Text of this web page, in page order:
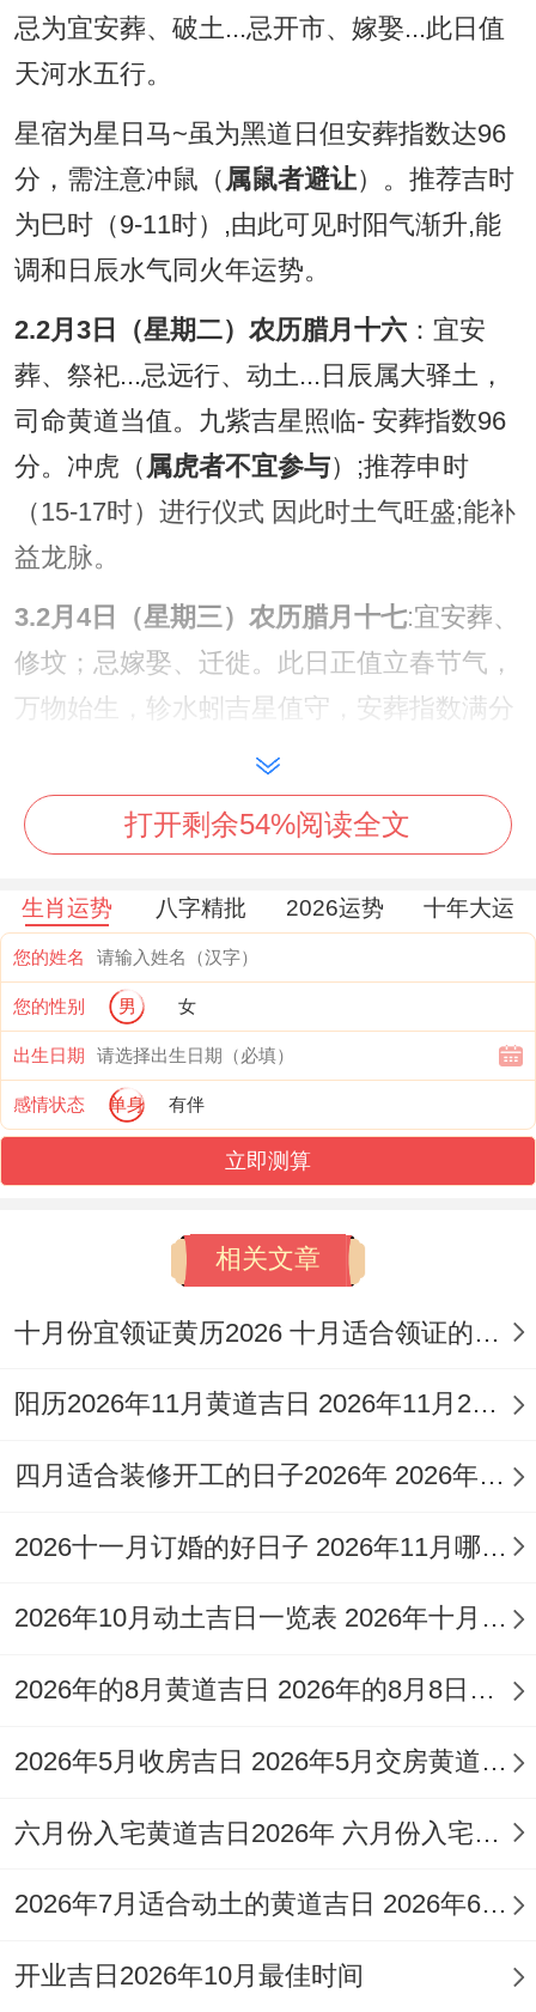
忌为宜安葬、破土...忌开市、嫁娶...此日值
天河水五行。
星宿为星日马~虽为黑道日但安葬指数达96
分，需注意冲鼠（ 属鼠者避让）。推荐吉时
为巳时（9-11时）,由此可见时阳气渐升,能
调和日辰水气同火年运势。
2.2月3日（星期二）农历腊月十六：宜安
葬、祭祀...忌远行、动土...日辰属大驿土，
司命黄道当值。九紫吉星照临- 安葬指数96
分。冲虎（ 属虎者不宜参与）;推荐申时
（15-17时）进行仪式 因此时土气旺盛;能补
益龙脉。
3.2月4日（星期三）农历腊月十七:宜安葬、
修坟；忌嫁娶、迁徙。此日正值立春节气，
万物始生，轸水蚓吉星值守，安葬指数满分
冲兔（ 属兔者需避开）、吉时选午时（11-
13时），借火年生旺之气助益子孙福泽。
4.2月5日（星期四）农历腊月十八
:宜安葬、
破土 忌开市、作灶。日辰钗钏金五行、角木
蛟吉星临位，安葬指数97分。
冲龙（ 属龙者避让 ）;推荐未时（13-15时）
操作，所以说时金土相生，可化解岁破方位
祭祀;忌嫁娶、掘井。明堂黄道值日~房日兔
吉星照拂，安葬指数98分.冲羊（
旺墓运 -契合丙午年火势。
其他吉日如2月10日、13日、14日等均各有
安葬专项原则与仪式规范
说来也怪，葬事宜需遵循“龙脉为主、日时
补命”的核心原则！吉时搭配以辰时（7-9
充足，能调和阴宅地气；仪式中需准备五色
避让正北岁破位、优先选择东南或西北生旺
方向；避讳事项包括:棺木不宜选用松木（火
防冲撞地脉。祭品需备三牲五谷 -墓碑朝向
打开剩余54%阅读全文
生肖运势 八字精批 2026运势 十年大运
您的姓名
您的性别 男 女
出生日期
感情状态 单身 有伴
立即测算
相关文章
十月份宜领证黄历2026 十月适合领证的好日子2026年
阳历2026年11月黄道吉日 2026年11月26日阳历黄道吉日
四月适合装修开工的日子2026年 2026年四月份适合装修开工的黄道吉日
2026十一月订婚的好日子 2026年11月哪天订婚好
2026年10月动土吉日一览表 2026年十月六日能动土吗
2026年的8月黄道吉日 2026年的8月8日是星期几
2026年5月收房吉日 2026年5月交房黄道吉日
六月份入宅黄道吉日2026年 六月份入宅黄道吉日查询
2026年7月适合动土的黄道吉日 2026年6月动土的黄道吉日
开业吉日2026年10月最佳时间